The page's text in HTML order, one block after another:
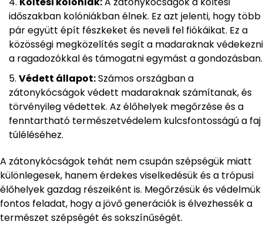
időszakban kolóniákban élnek. Ez azt jelenti, hogy több
pár együtt épít fészkeket és neveli fel fiókáikat. Ez a
közösségi megközelítés segít a madaraknak védekezni
a ragadozókkal és támogatni egymást a gondozásban.
Védett állapot:Számos országban a
zátonykócságok védett madaraknak számítanak, és
törvényileg védettek. Az élőhelyek megőrzése és a
fenntartható természetvédelem kulcsfontosságú a faj
túléléséhez.
A zátonykócságok tehát nem csupán szépségük miatt
különlegesek, hanem érdekes viselkedésük és a trópusi
élőhelyek gazdag részeiként is. Megőrzésük és védelmük
fontos feladat, hogy a jövő generációk is élvezhessék a
természet szépségét és sokszínűségét.